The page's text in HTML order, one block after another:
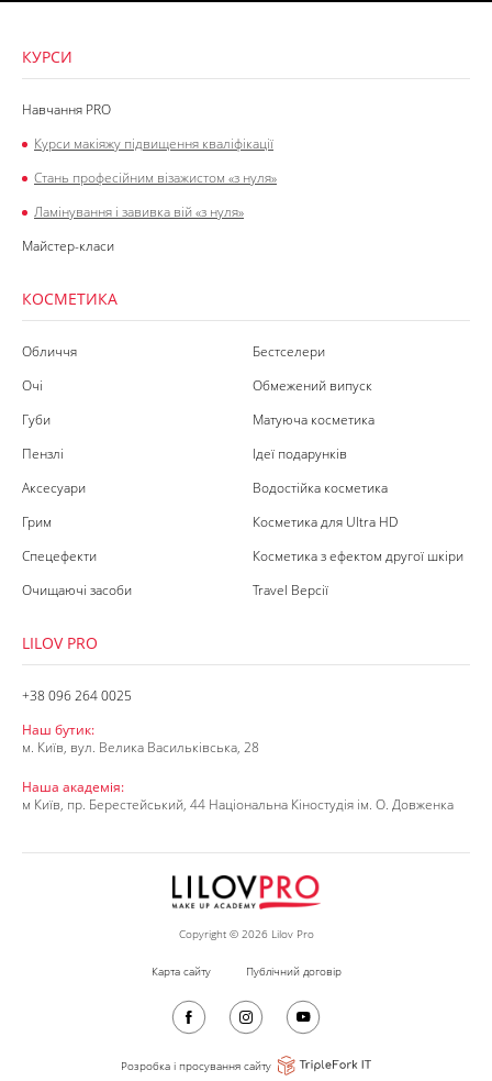
КУРСИ
Навчання PRO
Курси макіяжу підвищення кваліфікації
Стань професійним візажистом «з нуля»
Ламінування і завивка вій «з нуля»
Майстер-класи
КОСМЕТИКА
Обличчя
Очі
Губи
Пензлі
Аксесуари
Грим
Спецефекти
Очищаючі засоби
Бестселери
Обмежений випуск
Матуюча косметика
Ідеї подарунків
Водостійка косметика
Косметика для Ultra HD
Косметика з ефектом другої шкіри
Travel Версії
LILOV PRO
+38 096 264 0025
Наш бутик:
м. Київ, вул. Велика Васильківська, 28
Наша академія:
м Київ, пр. Берестейський, 44 Національна Кіностудія ім. О. Довженка
Copyright © 2026 Lilov Pro
Карта сайту Публічний договір
Розробка і просування сайту